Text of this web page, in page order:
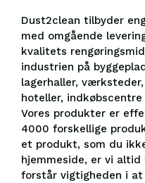
Dust2clean tilbyder
med omgående
kvalitets
industrien på
lagerhaller,
hoteller,
Vores produkter er
4000 forskellige
et produkt, som du
hjemmeside, er vi
forstår vigtigheden i